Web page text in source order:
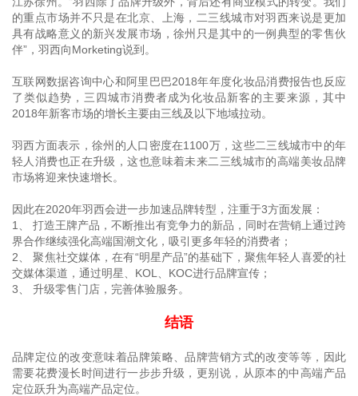
的重点市场并不只是在北京、上海，二三线城市对羽西来说是更加
具有战略意义的新兴发展市场，徐州只是其中的一例典型的零售伙
伴”，羽西向Morketing说到。
互联网数据咨询中心和阿里巴巴2018年年度化妆品消费报告也反应
了类似趋势，三四城市消费者成为化妆品新客的主要来源，其中
2018年新客市场的增长主要由三线及以下地域拉动。
羽西方面表示，徐州的人口密度在1100万，这些二三线城市中的年
轻人消费也正在升级，这也意味着未来二三线城市的高端美妆品牌
市场将迎来快速增长。
因此在2020年羽西会进一步加速品牌转型，注重于3方面发展：
1、 打造王牌产品，不断推出有竞争力的新品，同时在营销上通过跨
界合作继续强化高端国潮文化，吸引更多年轻的消费者；
2、 聚焦社交媒体，在有“明星产品”的基础下，聚焦年轻人喜爱的社
交媒体渠道，通过明星、KOL、KOC进行品牌宣传；
3、 升级零售门店，完善体验服务。
结语
品牌定位的改变意味着品牌策略、品牌营销方式的改变等等，因此
需要花费漫长时间进行一步步升级，更别说，从原本的中高端产品
定位跃升为高端产品定位。